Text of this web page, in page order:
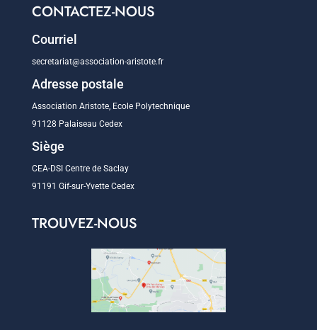
CONTACTEZ-NOUS
Courriel
secretariat@association-aristote.fr
Adresse postale
Association Aristote, Ecole Polytechnique
91128 Palaiseau Cedex
Siège
CEA-DSI Centre de Saclay
91191 Gif-sur-Yvette Cedex
TROUVEZ-NOUS